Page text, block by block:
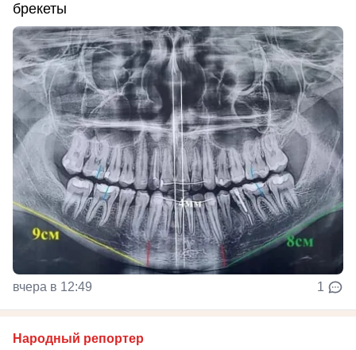
брекеты
вчера в 12:49 1
Народный репортер